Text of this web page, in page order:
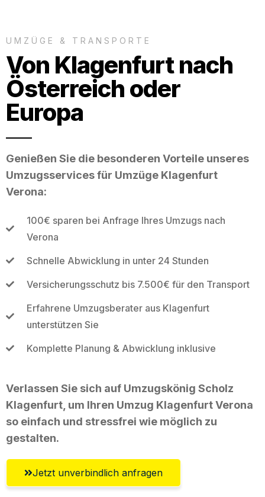
UMZÜGE & TRANSPORTE
Von Klagenfurt nach
Österreich oder
Europa
Genießen Sie die besonderen Vorteile unseres
Umzugsservices für Umzüge Klagenfurt
Verona:
100€ sparen bei Anfrage Ihres Umzugs nach
Verona
Schnelle Abwicklung in unter 24 Stunden
Versicherungsschutz bis 7.500€ für den Transport
Erfahrene Umzugsberater aus Klagenfurt
unterstützen Sie
Komplette Planung & Abwicklung inklusive
Verlassen Sie sich auf Umzugskönig Scholz
Klagenfurt, um Ihren Umzug Klagenfurt Verona
so einfach und stressfrei wie möglich zu
gestalten.
Jetzt unverbindlich anfragen